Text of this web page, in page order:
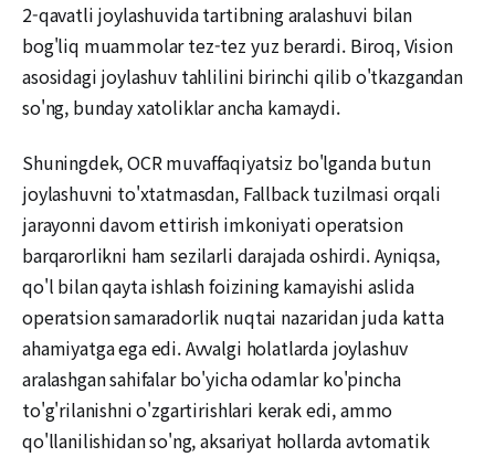
2-qavatli joylashuvida tartibning aralashuvi bilan
bog'liq muammolar tez-tez yuz berardi. Biroq, Vision
asosidagi joylashuv tahlilini birinchi qilib o'tkazgandan
so'ng, bunday xatoliklar ancha kamaydi.
Shuningdek, OCR muvaffaqiyatsiz bo'lganda butun
joylashuvni to'xtatmasdan, Fallback tuzilmasi orqali
jarayonni davom ettirish imkoniyati operatsion
barqarorlikni ham sezilarli darajada oshirdi. Ayniqsa,
qo'l bilan qayta ishlash foizining kamayishi aslida
operatsion samaradorlik nuqtai nazaridan juda katta
ahamiyatga ega edi. Avvalgi holatlarda joylashuv
aralashgan sahifalar bo'yicha odamlar ko'pincha
to'g'rilanishni o'zgartirishlari kerak edi, ammo
qo'llanilishidan so'ng, aksariyat hollarda avtomatik